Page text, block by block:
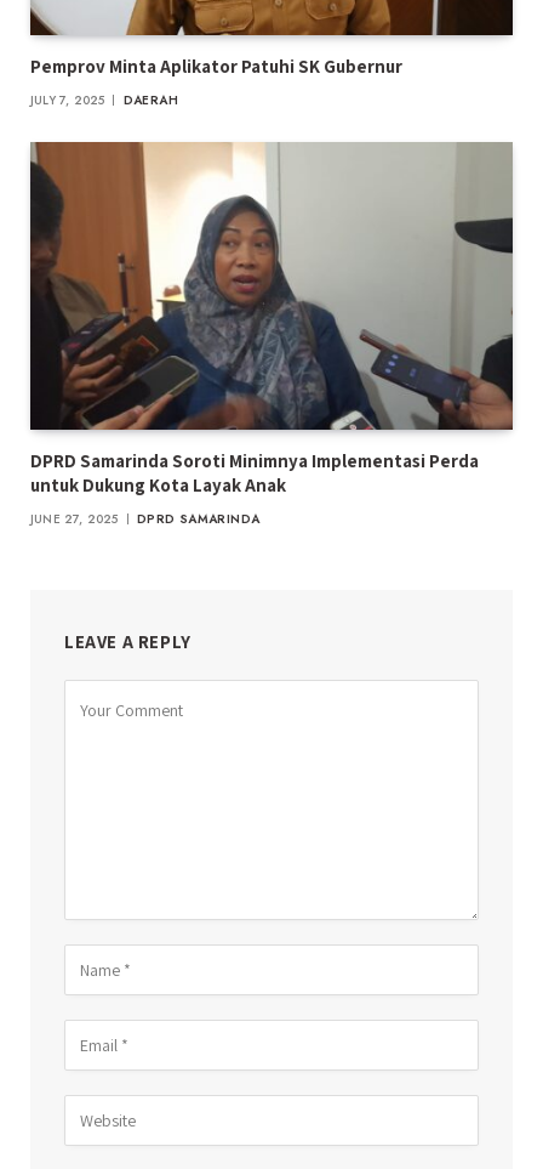
Pemprov Minta Aplikator Patuhi SK Gubernur
JULY 7, 2025 DAERAH
DPRD Samarinda Soroti Minimnya Implementasi Perda
untuk Dukung Kota Layak Anak
JUNE 27, 2025 DPRD SAMARINDA
LEAVE A REPLY